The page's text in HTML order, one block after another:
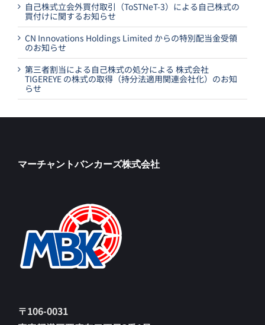
自己株式立会外買付取引（ToSTNeT-3）による自己株式の
買付けに関するお知らせ
CN Innovations Holdings Limited からの特別配当金受領
のお知らせ
第三者割当による自己株式の処分による 株式会社
TIGEREYE の株式の取得（持分法適用関連会社化）のお知
らせ
マーチャントバンカーズ株式会社
〒106-0031